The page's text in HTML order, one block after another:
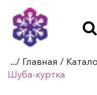
.../ Главная /
Шуба-куртка